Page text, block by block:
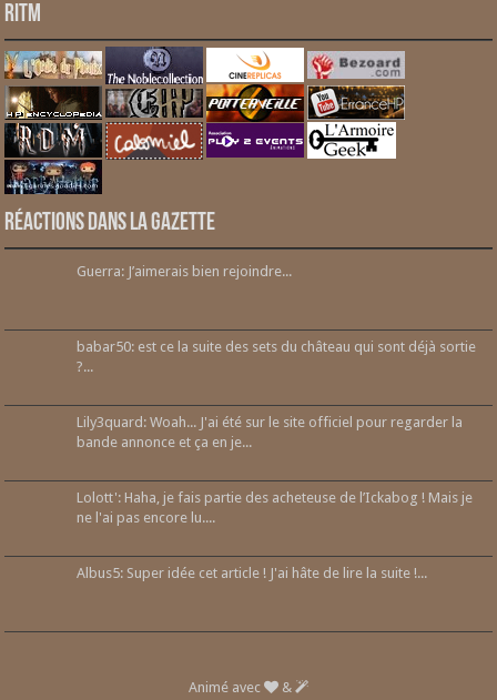
RITM
Réactions dans la gazette
Guerra: J’aimerais bien rejoindre...
babar50: est ce la suite des sets du château qui sont déjà sortie
?...
Lily3quard: Woah... J'ai été sur le site officiel pour regarder la
bande annonce et ça en je...
Lolott': Haha, je fais partie des acheteuse de l’Ickabog ! Mais je
ne l'ai pas encore lu....
Albus5: Super idée cet article ! J'ai hâte de lire la suite !...
Animé avec &